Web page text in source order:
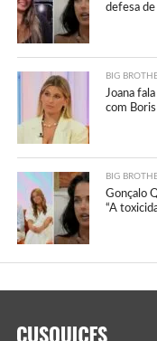
defesa de
BIG
Joana
com Boris
BIG
Gonçalo
“A